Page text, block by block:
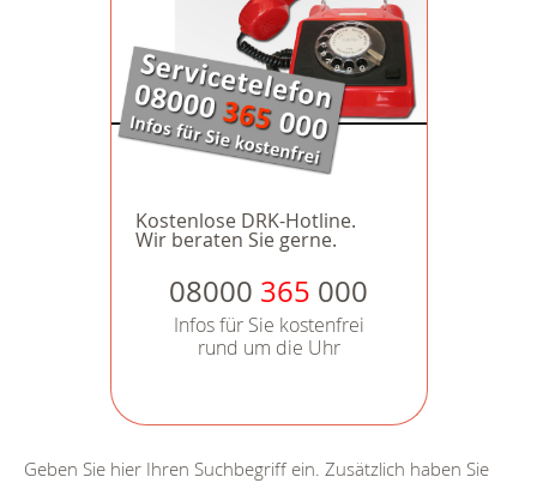
Kostenlose DRK-Hotline.
Wir beraten Sie gerne.
08000 365 000
Infos für Sie kostenfrei
rund um die Uhr
Geben Sie hier Ihren Suchbegriff ein. Zusätzlich haben Sie